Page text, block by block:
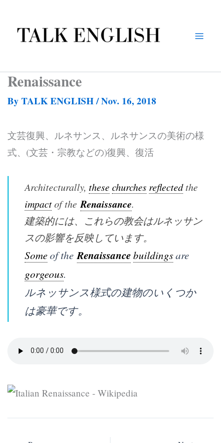
content
Renaissance
By TALK ENGLISH/Nov. 16, 2018
文芸復興、ルネサンス、ルネサンスの美術の様
式、(文芸・宗教などの)復興、復活
Architecturally, these churches reflectedthe
impactof the Renaissance.
建築的には、これらの教会はルネッサン
スの影響を反映しています。
Someof theRenaissancebuildingsare
gorgeous.
ルネッサンス様式の建物のいくつか
は豪華です。